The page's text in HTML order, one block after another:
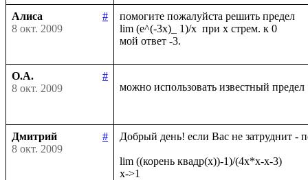
Алиса
#
8 окт. 2009
помогите пожалуйста решить предел
lim (e^(-3x)_ 1)/x  при х стрем. к 0
О.А.
#
8 окт. 2009
можно использовать известный предел
Дмитрий
#
8 окт. 2009
Добрый день! если Вас не затруднит -
lim ((корень квадр(x))-1)/(4x*x-x-3)
x->1